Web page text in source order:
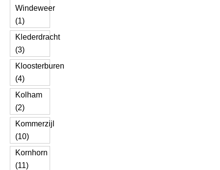
Windeweer
(1)
Klederdracht
(3)
Kloosterburen
(4)
Kolham
(2)
Kommerzijl
(10)
Kornhorn
(11)